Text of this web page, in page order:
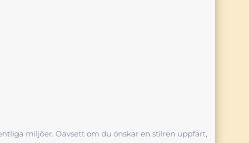
miljöer. Oavsett om du önskar en stilren uppfart,